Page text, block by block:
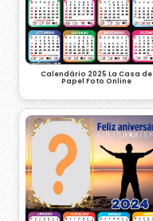
Calendário 2025 La Casa de
Papel Foto Online